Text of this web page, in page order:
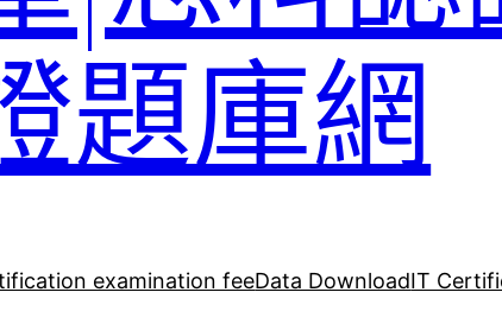
題庫網
examination feeData DownloadIT